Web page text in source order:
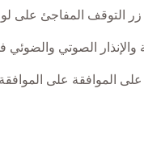
زر التوقف المفاجئ على
والإنذار الصوتي
الموافقة على